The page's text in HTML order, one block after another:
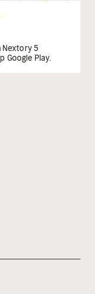
Nextory 5
Google Play.